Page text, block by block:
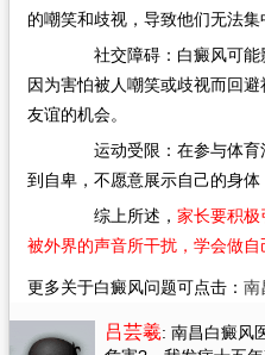
的嘲笑和歧视，导致他们无法集
社交障碍：白癜风可能
因为害怕被人嘲笑或歧视而回
友谊的机会。
运动受限：在参与体育
到自卑，不愿意展示自己的身体
综上所述， 家长要积极
被外界的声音所干扰，学会做自
更多关于白癜风问题可点击： 南
吕芸羲: 南昌白癜风